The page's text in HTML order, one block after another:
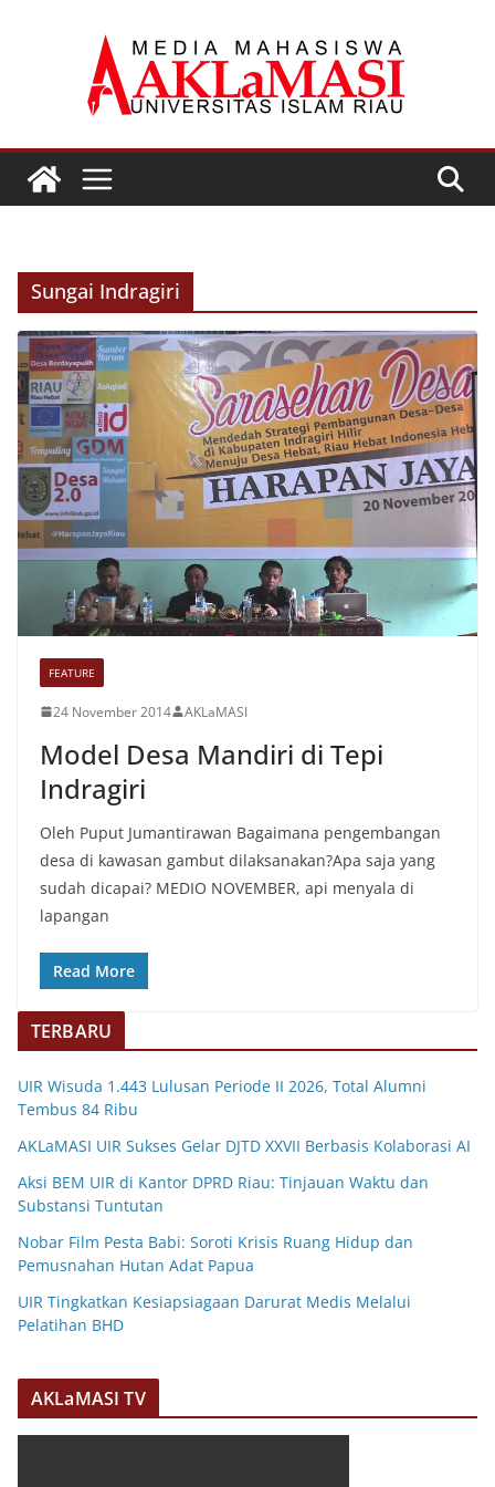
Sungai Indragiri
FEATURE
24 November 2014 AKLaMASI
Model Desa Mandiri di Tepi
Indragiri
Oleh Puput Jumantirawan Bagaimana pengembangan
desa di kawasan gambut dilaksanakan?Apa saja yang
sudah dicapai? MEDIO NOVEMBER, api menyala di
lapangan
Read More
TERBARU
UIR Wisuda 1.443 Lulusan Periode II 2026, Total Alumni
Tembus 84 Ribu
AKLaMASI UIR Sukses Gelar DJTD XXVII Berbasis Kolaborasi AI
Aksi BEM UIR di Kantor DPRD Riau: Tinjauan Waktu dan
Substansi Tuntutan
Nobar Film Pesta Babi: Soroti Krisis Ruang Hidup dan
Pemusnahan Hutan Adat Papua
UIR Tingkatkan Kesiapsiagaan Darurat Medis Melalui
Pelatihan BHD
AKLaMASI TV